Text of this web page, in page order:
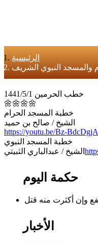
الرئيسية
خطب الحرمين 1441/5/1
🌼🌼🌼🌼
خطبة المسجد الحرام
الشيخ / صالح بن حميد
https://youtu.be/Bz-
خطبة المسجد النبوي
الشيخ / عبدالباري الثبيتي
حكمة اليوم
الأخبار